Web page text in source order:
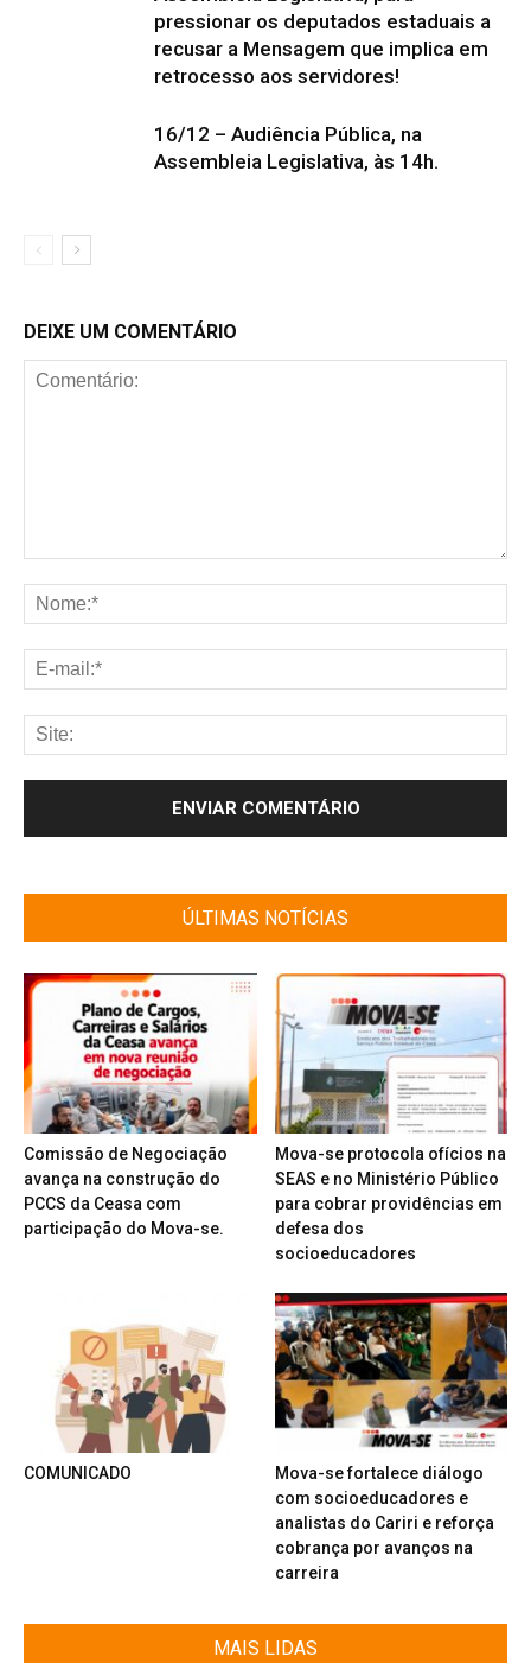
pressionar os deputados estaduais a
recusar a Mensagem que implica em
retrocesso aos servidores!
16/12 – Audiência Pública, na
Assembleia Legislativa, às 14h.
DEIXE UM COMENTÁRIO
ÚLTIMAS NOTÍCIAS
Comissão de Negociação
avança na construção do
PCCS da Ceasa com
participação do Mova-se.
Mova-se protocola ofícios na
SEAS e no Ministério Público
para cobrar providências em
defesa dos
socioeducadores
COMUNICADO
Mova-se fortalece diálogo
com socioeducadores e
analistas do Cariri e reforça
cobrança por avanços na
carreira
MAIS LIDAS